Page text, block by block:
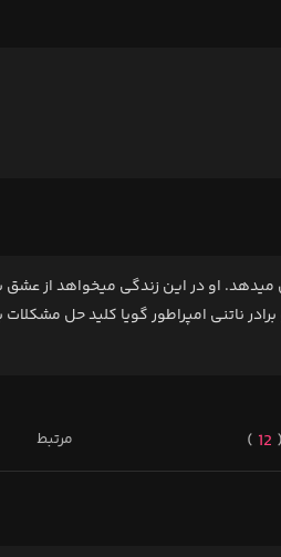
او در این زندگی میخواهد از عشق
ناتنی امپراطور گویا کلید حل مشکلات
12 مرتبط